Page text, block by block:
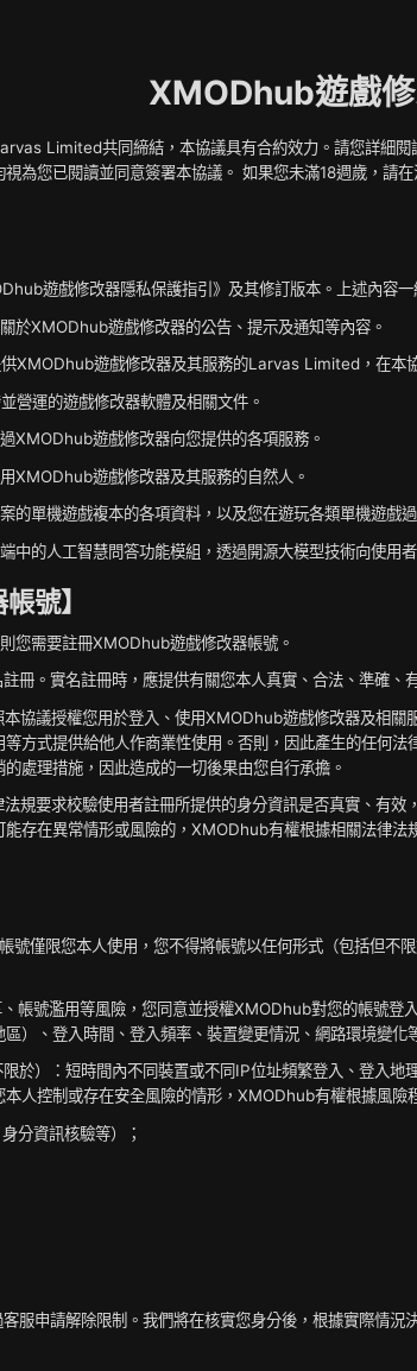
XMODhub遊戲
Limited共同締結，本協議具有合約效力。請您詳細
為您已閱讀並同意簽署本協議。 如果您未滿18週歲，
遊戲修改器隱私保護指引》及其修訂版本。上述內容
於XMODhub遊戲修改器的公告、提示及通知等內容。
XMODhub遊戲修改器及其服務的Larvas Limited，在本
營運的遊戲修改器軟體及相關文件。
XMODhub遊戲修改器向您提供的各項服務。
XMODhub遊戲修改器及其服務的自然人。
的單機遊戲複本的各項資料，以及您在遊玩各類單機遊戲
的人工智慧問答功能模組，透過開源大模型技術向使用
號】
您需要註冊XMODhub遊戲修改器帳號。
冊。實名註冊時，應提供有關您本人真實、合法、準確、
協議授權您用於登入、使用XMODhub遊戲修改器及相
方式提供給他人作商業性使用。否則，因此產生的任何
處理措施，因此造成的一切後果由您自行承擔。
規要求校驗使用者註冊所提供的身分資訊是否真實、有
存在異常情形或風險的，XMODhub有權根據相關法律
僅限您本人使用，您不得將帳號以任何形式（包括但
帳號濫用等風險，您同意並授權XMODhub對您的帳號
）、登入時間、登入頻率、裝置變更情況、網路環境變
於）：短時間內不同裝置或不同IP位址頻繁登入、登入
人控制或存在安全風險的情形，XMODhub有權根據風險
分資訊核驗等）；
服申請解除限制。我們將在核實您身分後，根據實際情